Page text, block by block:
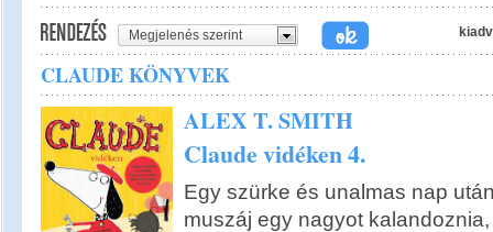
Megjelenés szerint
CLAUDE KÖNYVEK
ALEX T. SMITH
Claude vidéken 4.
Egy szürke és unalmas nap
muszáj egy nagyot